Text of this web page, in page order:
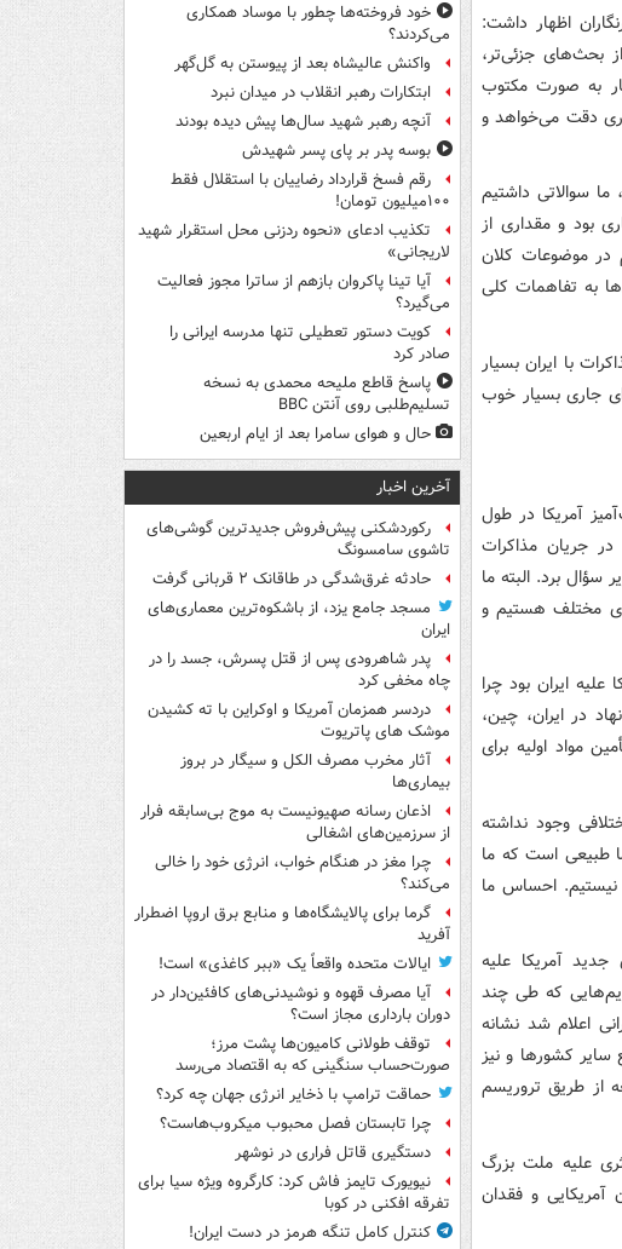
اظهار داشت:
بحث‌های جزئی‌تر،
به صورت مکتوب
دقت می‌خواهد و
سوالاتی داشتیم
بود و مقداری از
در موضوعات کلان
به تفاهمات کلی
با ایران بسیار
جاری بسیار خوب
آمریکا در طول
جریان مذاکرات
برد. البته ما
مختلف هستیم و
ایران بود چرا
نهاد در ایران، چین،
مواد اولیه برای
وجود نداشته
طبیعی است که ما
نیستیم. احساس ما
اردیبهشت تحریم‌های جدید آمریکا علیه
که طی چند
اعلام شد نشانه
کشورها و نیز
از طریق تروریسم
علیه ملت بزرگ
آمریکایی و فقدان
خود فروخته‌ها چطور با موساد همکاری
می‌کردند؟
واکنش عالیشاه بعد از پیوستن به گل‌گهر
ابتکارات رهبر انقلاب در میدان نبرد
آنچه رهبر شهید سال‌ها پیش دیده بودند
بوسه‌ پدر بر پای پسر شهیدش
رقم فسخ قرارداد رضاییان با استقلال فقط
۱۰۰میلیون تومان!
تکذیب ادعای «نحوه ردزنی محل استقرار شهید
لاریجانی»
آیا تینا پاکروان بازهم از ساترا مجوز فعالیت
می‌گیرد؟
کویت دستور تعطیلی تنها مدرسه ایرانی را
صادر کرد
پاسخ قاطع ملیحه محمدی به نسخه
تسلیم‌طلبی روی آنتن BBC
حال و هوای سامرا بعد از ایام اربعین
آخرین اخبار
رکوردشکنی پیش‌فروش جدیدترین گوشی‌های
تاشوی سامسونگ
حادثه غرق‌شدگی در طاقانک ۲ قربانی گرفت
مسجد جامع یزد، از باشکوه‌ترین معماری‌های
ایران
پدر شاهرودی پس از قتل پسرش، جسد را در
چاه مخفی کرد
دردسر همزمان آمریکا و اوکراین با ته کشیدن
موشک های پاتریوت
آثار مخرب مصرف الکل و سیگار در بروز
بیماری‌ها
اذعان رسانه صهیونیست به موج بی‌سابقه فرار
از سرزمین‌های اشغالی
چرا مغز در هنگام خواب، انرژی خود را خالی
می‌کند؟
گرما برای پالایشگاه‌ها و منابع برق اروپا اضطرار
آفرید
ایالات متحده واقعاً یک «ببر کاغذی» است!
آیا مصرف قهوه و نوشیدنی‌های کافئین‌دار در
دوران بارداری مجاز است؟
توقف طولانی کامیون‌ها پشت مرز؛
صورت‌حساب سنگینی که به اقتصاد می‌رسد
حماقت ترامپ با ذخایر انرژی جهان چه کرد؟
چرا تابستان فصل محبوب میکروب‌هاست؟
دستگیری قاتل فراری در نوشهر
نیویورک تایمز فاش کرد: کارگروه ویژه سیا برای
تفرقه افکنی در کوبا
کنترل کامل تنگه هرمز در دست ایران!